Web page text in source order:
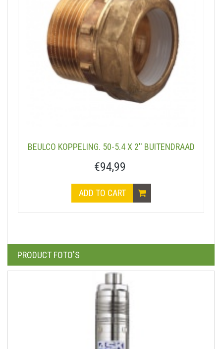
BEULCO KOPPELING. 50-5.4 X 2'' BUITENDRAAD
€94,99
ADD TO CART
PRODUCT FOTO'S